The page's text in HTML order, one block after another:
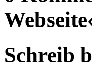
Schreib